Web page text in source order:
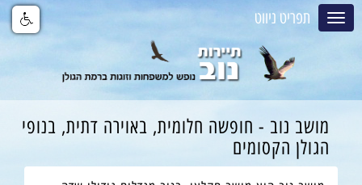
תפריט ניווט
מושב נוב - חופשה חלומית, באוירה דתית, בנופי
הגולן הקסומים